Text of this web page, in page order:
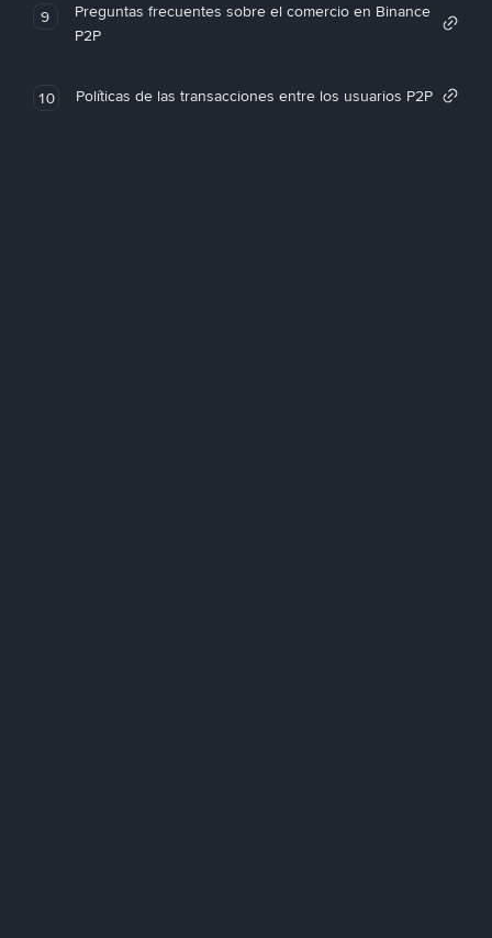
9
Preguntas frecuentes sobre el comercio en Binance
P2P
10 Políticas de las transacciones entre los usuarios P2P